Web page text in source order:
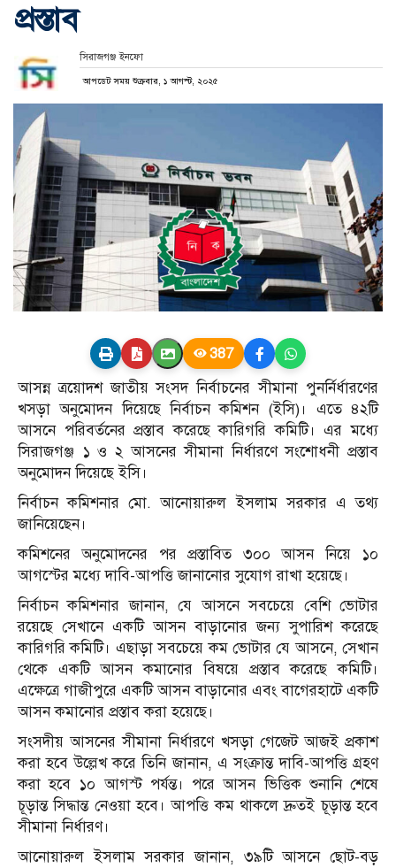
প্রস্তাব
সিরাজগঞ্জ ইনফো
আপডেট সময় শুক্রবার, ১ আগস্ট, ২০২৫
387
আসন্ন ত্রয়োদশ জাতীয় সংসদ নির্বাচনের সীমানা পুনর্নির্ধারণের
খসড়া অনুমোদন দিয়েছে নির্বাচন কমিশন (ইসি)। এতে ৪২টি
আসনে পরিবর্তনের প্রস্তাব করেছে কারিগরি কমিটি। এর মধ্যে
সিরাজগঞ্জ ১ ও ২ আসনের সীমানা নির্ধারণে সংশোধনী প্রস্তাব
অনুমোদন দিয়েছে ইসি।
নির্বাচন কমিশনার মো. আনোয়ারুল ইসলাম সরকার এ তথ্য
জানিয়েছেন।
কমিশনের অনুমোদনের পর প্রস্তাবিত ৩০০ আসন নিয়ে ১০
আগস্টের মধ্যে দাবি-আপত্তি জানানোর সুযোগ রাখা হয়েছে।
নির্বাচন কমিশনার জানান, যে আসনে সবচেয়ে বেশি ভোটার
রয়েছে সেখানে একটি আসন বাড়ানোর জন্য সুপারিশ করেছে
কারিগরি কমিটি। এছাড়া সবচেয়ে কম ভোটার যে আসনে, সেখান
থেকে একটি আসন কমানোর বিষয়ে প্রস্তাব করেছে কমিটি।
এক্ষেত্রে গাজীপুরে একটি আসন বাড়ানোর এবং বাগেরহাটে একটি
আসন কমানোর প্রস্তাব করা হয়েছে।
সংসদীয় আসনের সীমানা নির্ধারণে খসড়া গেজেট আজই প্রকাশ
করা হবে উল্লেখ করে তিনি জানান, এ সংক্রান্ত দাবি-আপত্তি গ্রহণ
করা হবে ১০ আগস্ট পর্যন্ত। পরে আসন ভিত্তিক শুনানি শেষে
চূড়ান্ত সিদ্ধান্ত নেওয়া হবে। আপত্তি কম থাকলে দ্রুতই চূড়ান্ত হবে
সীমানা নির্ধারণ।
আনোয়ারুল ইসলাম সরকার জানান, ৩৯টি আসনে ছোট-বড়